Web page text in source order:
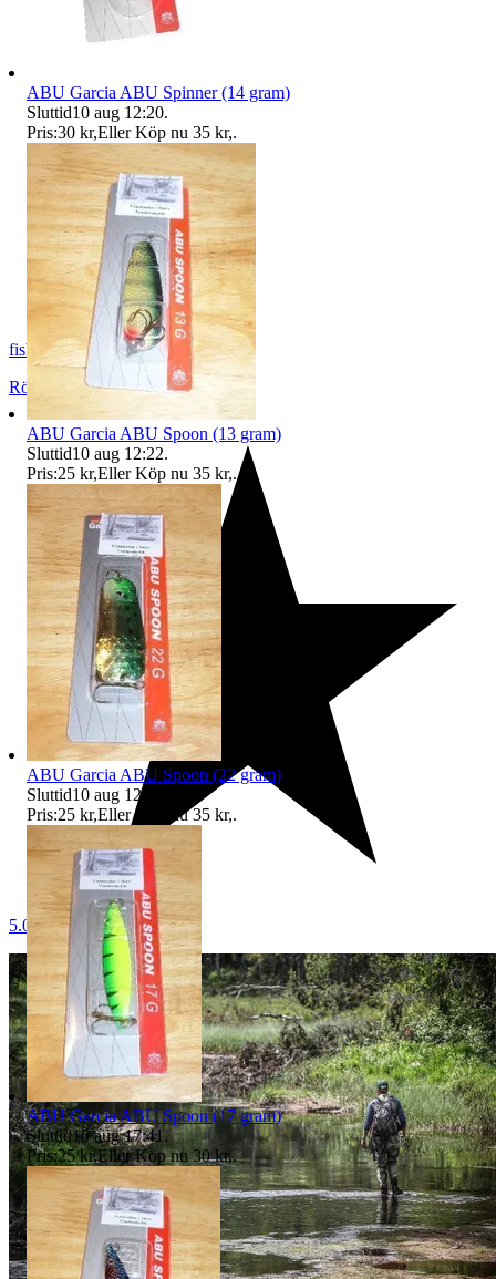
fiskemats
Rödeby
Sverige
5.0
ABU Garcia ABU Spinner (14 gram)
Sluttid10 aug 12:20.
Pris:30 kr,Eller Köp nu 35 kr,.
ABU Garcia ABU Spoon (13 gram)
Sluttid10 aug 12:22.
Pris:25 kr,Eller Köp nu 35 kr,.
ABU Garcia ABU Spoon (22 gram)
Sluttid10 aug 12:23
Pris:25 kr,Eller Köp nu 35 kr,.
ABU Garcia ABU Spoon (17 gram)
Sluttid10 aug 17:41.
Pris:25 kr,Eller Köp nu 30 kr,.